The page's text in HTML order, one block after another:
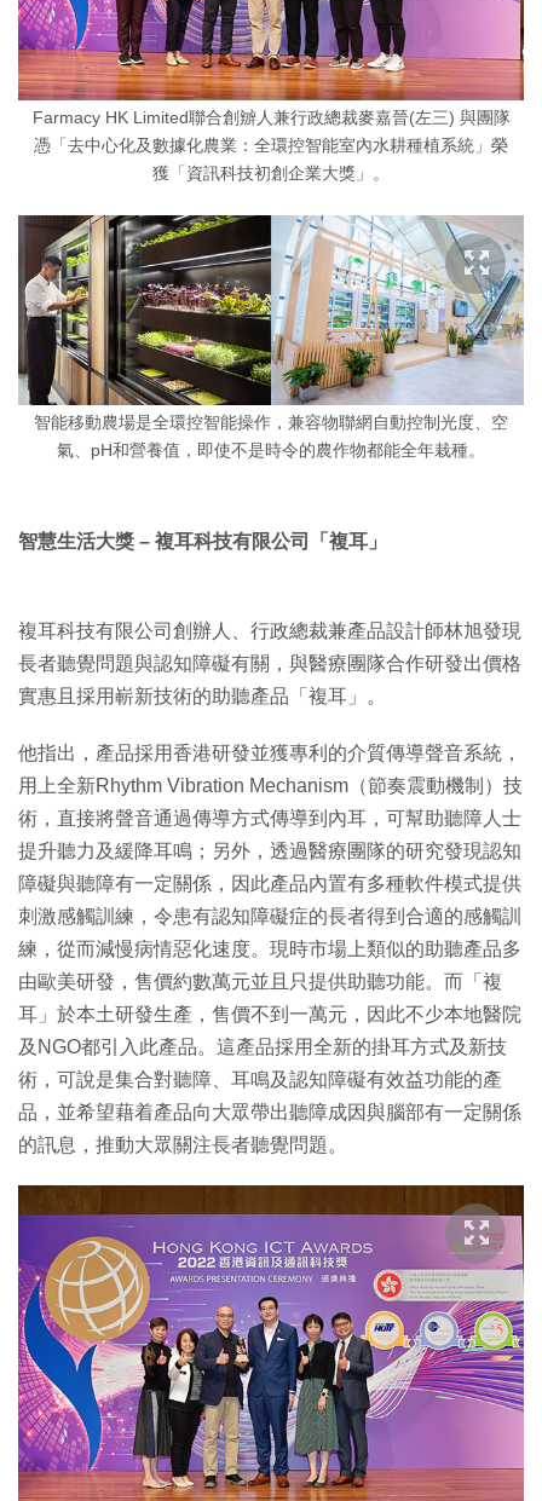
Farmacy HK Limited聯合創辧人兼行政總裁麥嘉晉(左三) 與團隊
憑「去中心化及數據化農業：全環控智能室內水耕種植系統」榮
獲「資訊科技初創企業大獎」。
智能移動農場是全環控智能操作，兼容物聯網自動控制光度、空
氣、pH和營養值，即使不是時令的農作物都能全年栽種。
智慧生活大獎 – 複耳科技有限公司「複耳」
複耳科技有限公司創辦人、行政總裁兼產品設計師林旭發現
長者聽覺問題與認知障礙有關，與醫療團隊合作研發出價格
實惠且採用嶄新技術的助聽產品「複耳」。
他指出，產品採用香港研發並獲專利的介質傳導聲音系統，
用上全新Rhythm Vibration Mechanism（節奏震動機制）技
術，直接將聲音通過傳導方式傳導到內耳，可幫助聽障人士
提升聽力及緩降耳鳴；另外，透過醫療團隊的研究發現認知
障礙與聽障有一定關係，因此產品內置有多種軟件模式提供
刺激感觸訓練，令患有認知障礙症的長者得到合適的感觸訓
練，從而減慢病情惡化速度。現時市場上類似的助聽產品多
由歐美研發，售價約數萬元並且只提供助聽功能。而「複
耳」於本土研發生產，售價不到一萬元，因此不少本地醫院
及NGO都引入此產品。這產品採用全新的掛耳方式及新技
術，可說是集合對聽障、耳鳴及認知障礙有效益功能的產
品，並希望藉着產品向大眾帶出聽障成因與腦部有一定關係
的訊息，推動大眾關注長者聽覺問題。